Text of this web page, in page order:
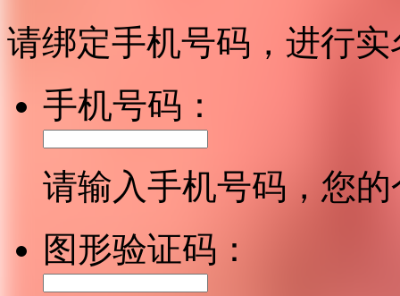
请绑定手机号码，进行
手机号码：
请输入手机号码，您
图形验证码：